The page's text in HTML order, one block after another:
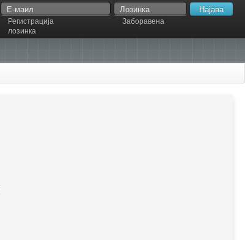
Регистрација
Заборавена
лозинка